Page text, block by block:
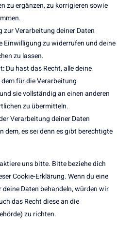
zu ergänzen, zu korrigieren sowie
zur Verarbeitung deiner Daten
Einwilligung zu widerrufen und deine
zu lassen.
Du hast das Recht, alle deine
für die Verarbeitung
sie vollständig an einen anderen
zu übermitteln.
Verarbeitung deiner Daten
dem, es sei denn es gibt berechtigte
uns bitte. Bitte beziehe dich
Cookie-Erklärung. Wenn du eine
Daten behandeln, würden wir
das Recht diese an die
zu richten.